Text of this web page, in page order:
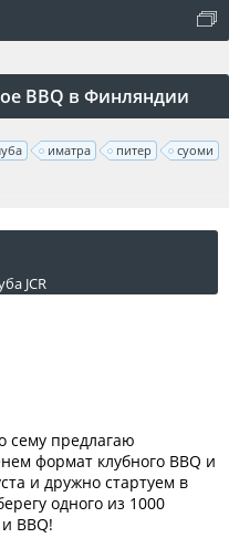
BBQ в Финляндии
иматра питер
суоми
JCR
сему предлагаю
формат клубного BBQ и
и дружно стартуем в
одного из 1000
BBQ!
оват